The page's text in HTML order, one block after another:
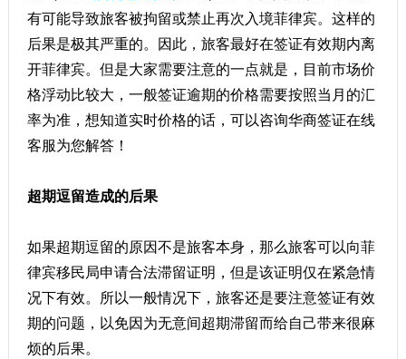
有可能导致旅客被拘留或禁止再次入境菲律宾。这样的
后果是极其严重的。因此，旅客最好在签证有效期内离
开菲律宾。但是大家需要注意的一点就是，目前市场价
格浮动比较大，一般签证逾期的价格需要按照当月的汇
率为准，想知道实时价格的话，可以咨询华商签证在线
客服为您解答！
超期逗留造成的后果
如果超期逗留的原因不是旅客本身，那么旅客可以向菲
律宾移民局申请合法滞留证明，但是该证明仅在紧急情
况下有效。所以一般情况下，旅客还是要注意签证有效
期的问题，以免因为无意间超期滞留而给自己带来很麻
烦的后果。